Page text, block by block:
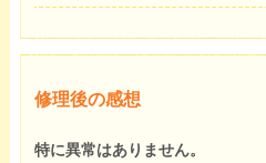
修理後の感想
特に異常はありません。